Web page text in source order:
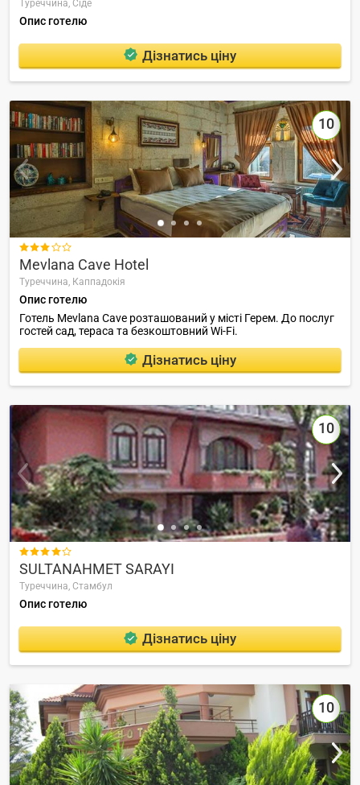
Туреччина, Сіде
Опис готелю
Дізнатись ціну
10

Mevlana Cave Hotel
Туреччина, Каппадокія
Опис готелю
Готель Mevlana Cave розташований у місті Герем. До послуг
гостей сад, тераса та безкоштовний Wi-Fi.
Дізнатись ціну
10

SULTANAHMET SARAYI
Туреччина, Стамбул
Опис готелю
Дізнатись ціну
10